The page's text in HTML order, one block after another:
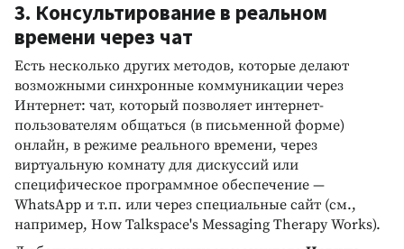
3. Консультирование в реальном
времени через чат
Есть несколько других методов, которые делают
возможными синхронные коммуникации через
Интернет: чат, который позволяет интернет-
пользователям общаться (в письменной форме)
онлайн, в режиме реального времени, через
виртуальную комнату для дискуссий или
специфическое программное обеспечение —
WhatsApp и т.п. или через специальные сайт (см.,
например, How Talkspace's Messaging Therapy Works).